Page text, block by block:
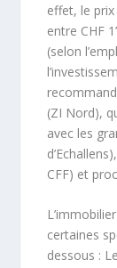
effet, le
entre CHF
(selon
(ZI Nord),
avec les
CFF) et
certaines
dessous :